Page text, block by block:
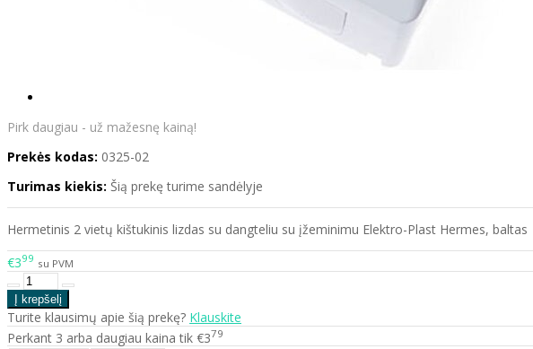
Pirk daugiau - už mažesnę kainą!
Prekės kodas: 0325-02
Turimas kiekis: Šią prekę turime sandėlyje
Hermetinis 2 vietų kištukinis lizdas su dangteliu su įžeminimu Elektro-Plast Hermes, baltas
€399 su PVM
Turite klausimų apie šią prekę? Klauskite
Perkant 3 arba daugiau kaina tik €379